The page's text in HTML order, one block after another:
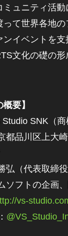
ミュニティ活
って世界各地
イベントを支
文化の礎の
要】
SNK（商
都品川区上大
弘（代表取締
ソフトの企画
vs-